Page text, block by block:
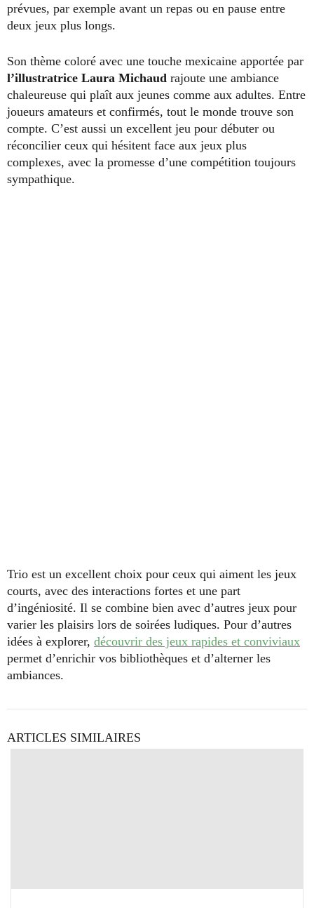
prévues, par exemple avant un repas ou en pause entre
deux jeux plus longs.
Son thème coloré avec une touche mexicaine apportée par
l’illustratrice Laura Michaud rajoute une ambiance
chaleureuse qui plaît aux jeunes comme aux adultes. Entre
joueurs amateurs et confirmés, tout le monde trouve son
compte. C’est aussi un excellent jeu pour débuter ou
réconcilier ceux qui hésitent face aux jeux plus
complexes, avec la promesse d’une compétition toujours
sympathique.
Trio est un excellent choix pour ceux qui aiment les jeux
courts, avec des interactions fortes et une part
d’ingéniosité. Il se combine bien avec d’autres jeux pour
varier les plaisirs lors de soirées ludiques. Pour d’autres
idées à explorer, découvrir des jeux rapides et conviviaux
permet d’enrichir vos bibliothèques et d’alterner les
ambiances.
ARTICLES SIMILAIRES